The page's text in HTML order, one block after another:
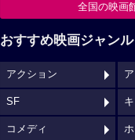
全国の映画
おすすめ映画ジャンル
アクション
SF
コメディ